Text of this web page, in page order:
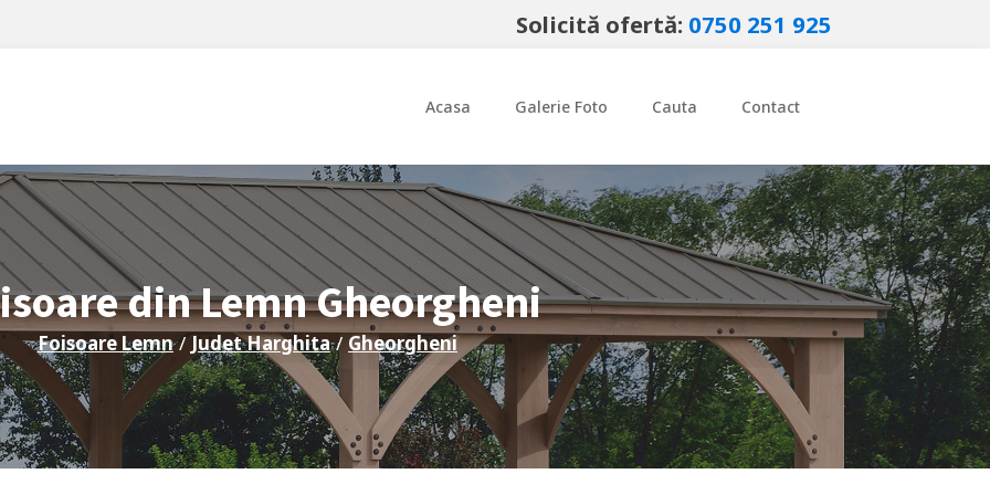
Solicită ofertă: 0750 251 925
Acasa Galerie Foto Cauta Contact
din LemnGheorgheni
Foisoare Lemn / JudetHarghita / Gheorgheni